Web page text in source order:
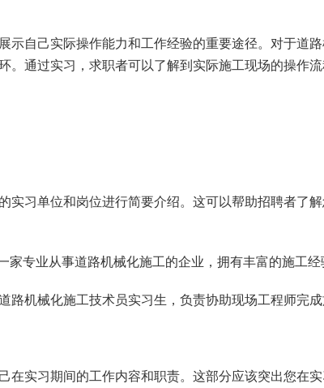
示自己实际操作能力和工作经验的重要途径。对于道
。通过实习，求职者可以了解到实际施工现场的操作
实习单位和岗位进行简要介绍。这可以帮助招聘者了解
家专业从事道路机械化施工的企业，拥有丰富的施工经
路机械化施工技术员实习生，负责协助现场工程师完成
在实习期间的工作内容和职责。这部分应该突出您在